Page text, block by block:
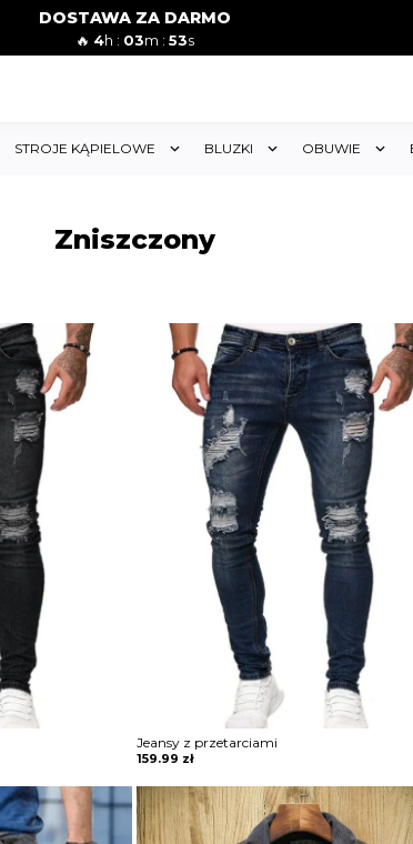
DOSTAWA ZA DARMO
🔥 4h : 03m : 52s
STROJE KĄPIELOWE BLUZKI OBUWIE
Zniszczony
Jeansy z przetarciami
159.99 zł